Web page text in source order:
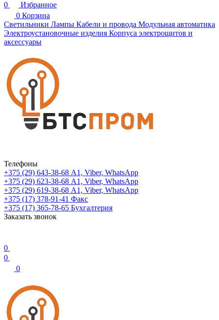
0
Избранное
0 Корзина
Светильники Лампы Кабели и провода Модульная автоматика
Электроустановочные изделия Корпуса электрощитов и
аксессуары
Телефоны
+375 (29) 643-38-68 А1, Viber, WhatsApp
+375 (29) 623-38-68 А1, Viber, WhatsApp
+375 (29) 619-38-68 А1, Viber, WhatsApp
+375 (17) 378-91-41 Факс
+375 (17) 365-78-65 Бухгалтерия
Заказать звонок
0
0
0